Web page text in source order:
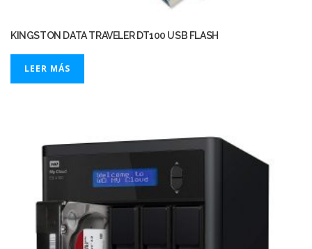
KINGSTON DATA TRAVELER DT100 USB FLASH
LEER MÁS